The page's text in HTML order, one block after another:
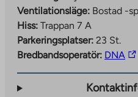
Ventilationsläge: Bostad -
Hiss: Trappan 7 A
Parkeringsplatser: 23 St.
Bredbandsoperatör: DNA The